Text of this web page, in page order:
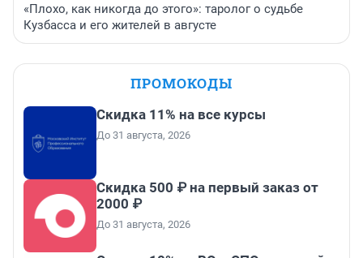
«Плохо, как никогда до этого»: таролог о судьбе
Кузбасса и его жителей в августе
ПРОМОКОДЫ
Скидка 11% на все курсы
До 31 августа, 2026
Скидка 500 ₽ на первый заказ от
2000 ₽
До 31 августа, 2026